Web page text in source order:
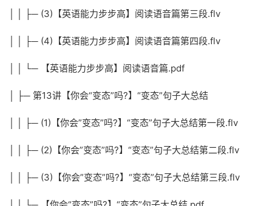
│ │ ├─ (3)【英语能力步步高】阅读语音篇第三段.flv
│ │ ├─ (4)【英语能力步步高】阅读语音篇第四段.flv
│ │ └─ 【英语能力步步高】阅读语音篇.pdf
│ ├─ 第13讲【你会“变态”吗?】“变态”句子大总结
│ │ ├─ (1)【你会”变态”吗?】“变态”句子大总结第一段.flv
│ │ ├─ (2)【你会”变态”吗?】“变态”句子大总结第二段.flv
│ │ ├─ (3)【你会”变态”吗?】“变态”句子大总结第三段.flv